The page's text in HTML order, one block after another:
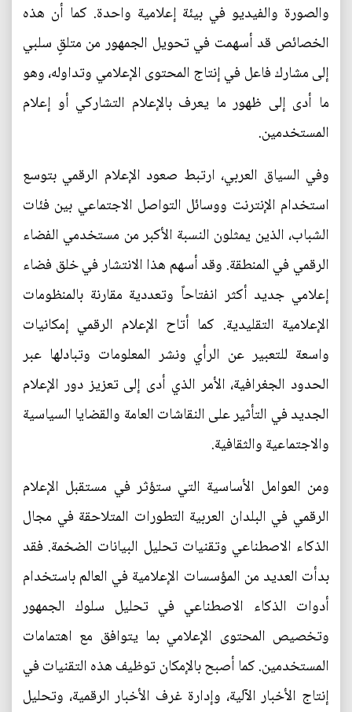
والصورة والفيديو في بيئة إعلامية واحدة. كما أن هذه
الخصائص قد أسهمت في تحويل الجمهور من متلقٍ سلبي
إلى مشارك فاعل في إنتاج المحتوى الإعلامي وتداوله، وهو
ما أدى إلى ظهور ما يعرف بالإعلام التشاركي أو إعلام
المستخدمين.
وفي السياق العربي، ارتبط صعود الإعلام الرقمي بتوسع
استخدام الإنترنت ووسائل التواصل الاجتماعي بين فئات
الشباب، الذين يمثلون النسبة الأكبر من مستخدمي الفضاء
الرقمي في المنطقة. وقد أسهم هذا الانتشار في خلق فضاء
إعلامي جديد أكثر انفتاحاً وتعددية مقارنة بالمنظومات
الإعلامية التقليدية. كما أتاح الإعلام الرقمي إمكانيات
واسعة للتعبير عن الرأي ونشر المعلومات وتبادلها عبر
الحدود الجغرافية، الأمر الذي أدى إلى تعزيز دور الإعلام
الجديد في التأثير على النقاشات العامة والقضايا السياسية
والاجتماعية والثقافية.
ومن العوامل الأساسية التي ستؤثر في مستقبل الإعلام
الرقمي في البلدان العربية التطورات المتلاحقة في مجال
الذكاء الاصطناعي وتقنيات تحليل البيانات الضخمة. فقد
بدأت العديد من المؤسسات الإعلامية في العالم باستخدام
أدوات الذكاء الاصطناعي في تحليل سلوك الجمهور
وتخصيص المحتوى الإعلامي بما يتوافق مع اهتمامات
المستخدمين. كما أصبح بالإمكان توظيف هذه التقنيات في
إنتاج الأخبار الآلية، وإدارة غرف الأخبار الرقمية، وتحليل